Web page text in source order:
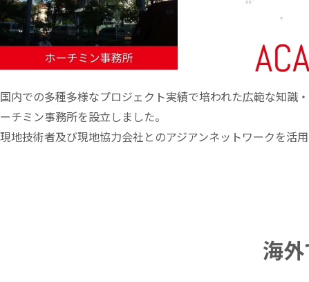
国内での多種多様なプロジェクト実績で培われた広範な知識
ーチミン事務所を設立しました。
現地技術者及び現地協力会社とのアジアンネットワークを活
海